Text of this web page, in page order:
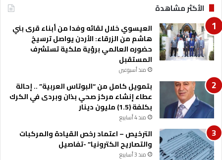
س
ي
الأكثر مشاهدة
العيسوي خلال لقائه وفدا من أبناء قرى بني
هاشم من الزرقاء: الأردن يواصل ترسيخ
حضوره العالمي برؤية ملكية تستشرف
المستقبل
منذ أسبوعين
بتمويل كامل من “البوتاس العربية” .. إحالة
عطاء إنشاء مركز صحي بذان وبردى في الكرك
بكلفة (1.5) مليون دينار
منذ 4 أسابيع
الترخيص – اعتماد رخص القيادة والمركبات
والتصاريح الكترونيا” -تفاصيل
منذ 3 أسابيع